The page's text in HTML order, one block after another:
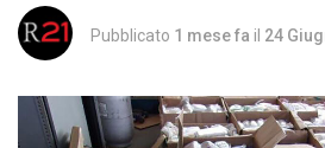
Pubblicato 1 mese fa il 24